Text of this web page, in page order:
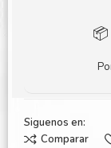
Siguenos en:
Comparar